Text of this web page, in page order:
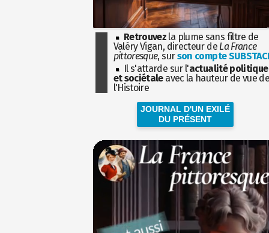
Retrouvez la plume sans filtre de
Valéry Vigan, directeur de La France
pittoresque, surson compte
Il s'attarde sur l'actualité politique
et sociétaleavec la hauteur de vue
l'Histoire
JOURNAL D'UN EXILÉ
DU PRÉSENT